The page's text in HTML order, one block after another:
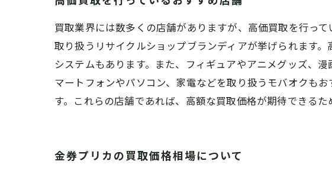
買取業界には数多くの店舗がありますが、高価買取を行っ
取り扱うリサイクルショップブランディアが挙げられます
システムもあります。また、フィギュアやアニメグッズ、
マートフォンやパソコン、家電などを取り扱うモバオクも
す。これらの店舗であれば、高額な買取価格が期待できるた
金券プリカの買取価格相場について